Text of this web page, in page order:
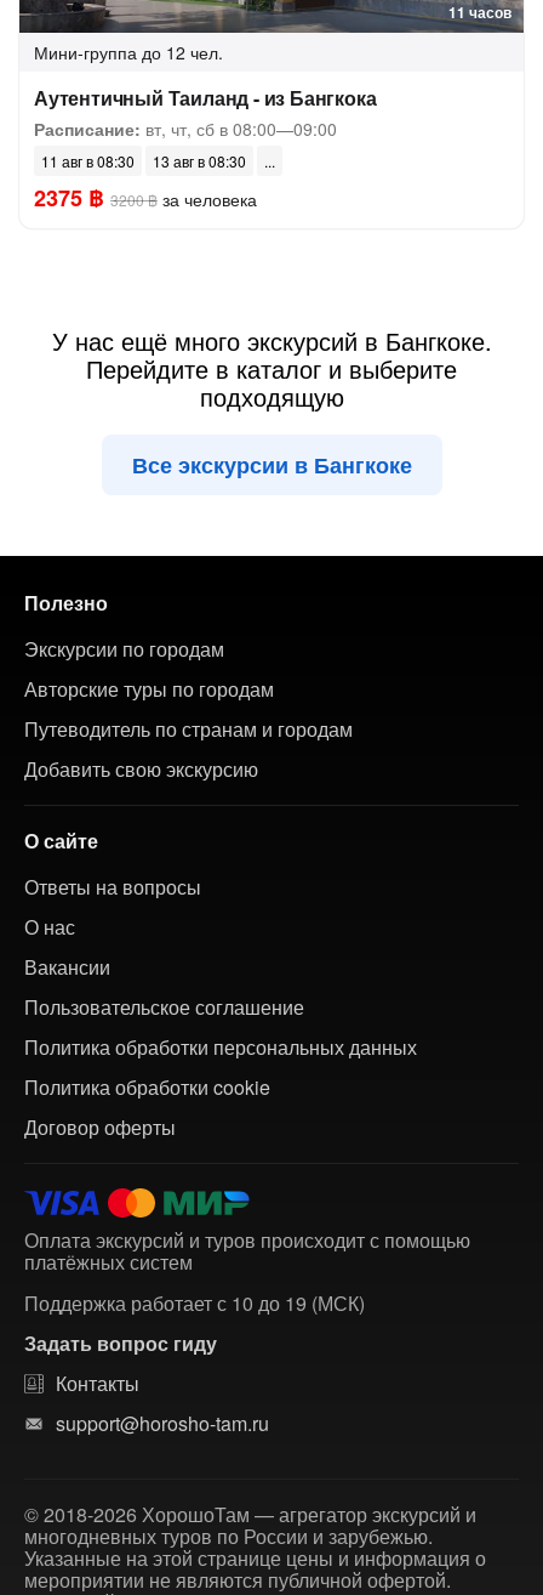
11 часов
Мини-группа до 12 чел.
Аутентичный Таиланд - из Бангкока
Расписание: вт, чт, сб в 08:00—09:00
11 авг в 08:30 13 авг в 08:30
2375 ฿ 3200 ฿ за человека
У нас ещё много экскурсий в Бангкоке.
Перейдите в каталог и выберите
подходящую
Все экскурсии в Бангкоке
Полезно
Экскурсии по городам
Авторские туры по городам
Путеводитель по странам и городам
Добавить свою экскурсию
О сайте
Ответы на вопросы
О нас
Вакансии
Пользовательское соглашение
Политика обработки персональных данных
Политика обработки cookie
Договор оферты
Оплата экскурсий и туров происходит с помощью
платёжных систем
Поддержка работает с 10 до 19 (МСК)
Задать вопрос гиду
Контакты
support@horosho-tam.ru
© 2018-2026 ХорошоТам — агрегатор экскурсий и
многодневных туров по России и зарубежью.
Указанные на этой странице цены и информация о
мероприятии не являются публичной офертой.